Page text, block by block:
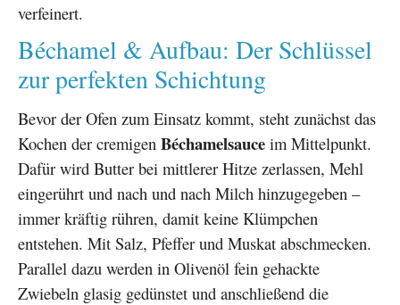
verfeinert.
Béchamel & Aufbau: Der Schlüssel
zur perfekten Schichtung
Bevor der Ofen zum Einsatz kommt, steht zunächst das
Kochen der cremigen Béchamelsauce im Mittelpunkt.
Dafür wird Butter bei mittlerer Hitze zerlassen, Mehl
eingerührt und nach und nach Milch hinzugegeben –
immer kräftig rühren, damit keine Klümpchen
entstehen. Mit Salz, Pfeffer und Muskat abschmecken.
Parallel dazu werden in Olivenöl fein gehackte
Zwiebeln glasig gedünstet und anschließend die